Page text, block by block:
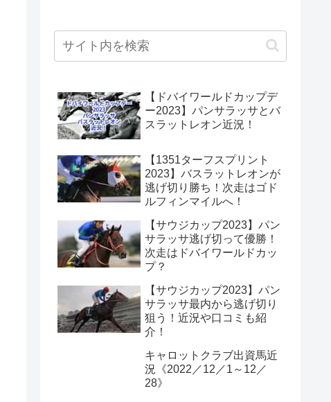
【ドバイワールドカップデ
ー2023】パンサラッサとバ
スラットレオン近況！
【1351ターフスプリント
2023】バスラットレオンが
逃げ切り勝ち！次走はゴド
ルフィンマイルへ！
【サウジカップ2023】パン
サラッサ逃げ切って優勝！
次走はドバイワールドカッ
プ？
【サウジカップ2023】パン
サラッサ最内から逃げ切り
狙う！近況や口コミも紹
介！
キャロットクラブ出資馬近
況《2022／12／1～12／
28》